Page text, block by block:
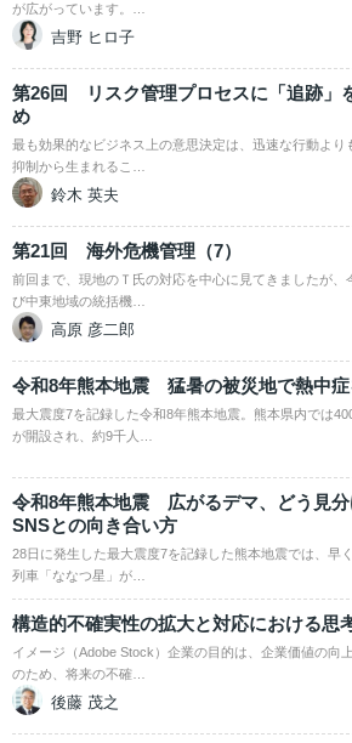
が広がっています。…
吉野 ヒロ子
第26回 リスク管理プロセスに「追跡」
め
最も効果的なビジネス上の意思決定は、迅速な行動より
抑制から生まれるこ…
鈴木 英夫
第21回 海外危機管理（7）
前回まで、現地のＴ氏の対応を中心に見てきましたが、
び中東地域の統括機…
高原 彦二郎
令和8年熊本地震 猛暑の被災地で熱中症
最大震度7を記録した令和8年熊本地震。熊本県内では
が開設され、約9千人…
令和8年熊本地震 広がるデマ、どう見分
SNSとの向き合い方
28日に発生した最大震度7を記録した熊本地震では、早
列車「ななつ星」が…
構造的不確実性の拡大と対応における思
イメージ（Adobe Stock）企業の目的は、企業価値の向
のため、将来の不確…
後藤 茂之